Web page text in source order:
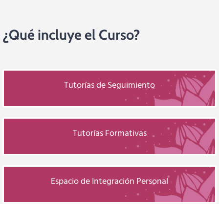
¿Qué incluye el Curso?
Tutorías de Seguimiento
Tutorías Formativas
Espacio de Integración Personal